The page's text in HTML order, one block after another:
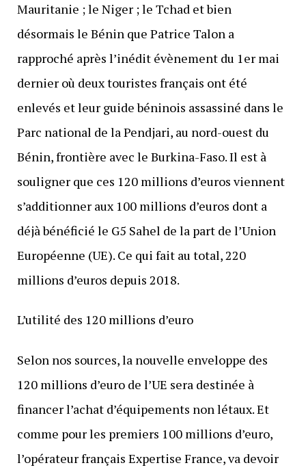
Mauritanie ; le Niger ; le Tchad et bien
désormais le Bénin que Patrice Talon a
rapproché après l’inédit évènement du 1er mai
dernier où deux touristes français ont été
enlevés et leur guide béninois assassiné dans le
Parc national de la Pendjari, au nord-ouest du
Bénin, frontière avec le Burkina-Faso. Il est à
souligner que ces 120 millions d’euros viennent
s’additionner aux 100 millions d’euros dont a
déjà bénéficié le G5 Sahel de la part de l’Union
Européenne (UE). Ce qui fait au total, 220
millions d’euros depuis 2018.
L’utilité des 120 millions d’euro
Selon nos sources, la nouvelle enveloppe des
120 millions d’euro de l’UE sera destinée à
financer l’achat d’équipements non létaux. Et
comme pour les premiers 100 millions d’euro,
l’opérateur français Expertise France, va devoir